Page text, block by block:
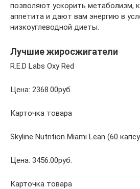
позволяют ускорить метаболизм,
аппетита и дают вам энергию в
низкоуглеводной диеты.
Лучшие жиросжигатели
R.E.D Labs Oxy Red
Цена: 2368.00руб.
Карточка товара
Skyline Nutrition Miami Lean (60
Цена: 3456.00руб.
Карточка товара